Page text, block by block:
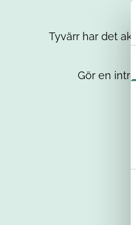
Tyvärr har det
Gör en